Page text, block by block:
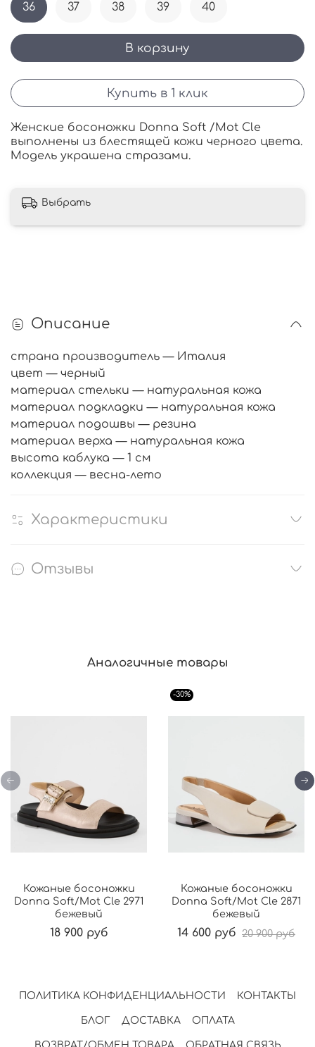
В корзину
Купить в 1 клик
36 37 38 39 40
Женские босоножки Donna Soft /Mot Cle
выполнены из блестящей кожи черного цвета.
Модель украшена стразами.
Выбрать
Описание
страна производитель — Италия
цвет — черный
материал стельки — натуральная кожа
материал подкладки — натуральная кожа
материал подошвы — резина
материал верха — натуральная кожа
высота каблука — 1 см
коллекция — весна-лето
Характеристики
Отзывы
Аналогичные товары
Кожаные босоножки
Donna Soft/Mot Cle 2971
бежевый
18 900 руб
-30%
Кожаные босоножки
Donna Soft/Mot Cle 2871
бежевый
14 600 руб 20 900 руб
ПОЛИТИКА КОНФИДЕНЦИАЛЬНОСТИ КОНТАКТЫ
БЛОГ ДОСТАВКА ОПЛАТА